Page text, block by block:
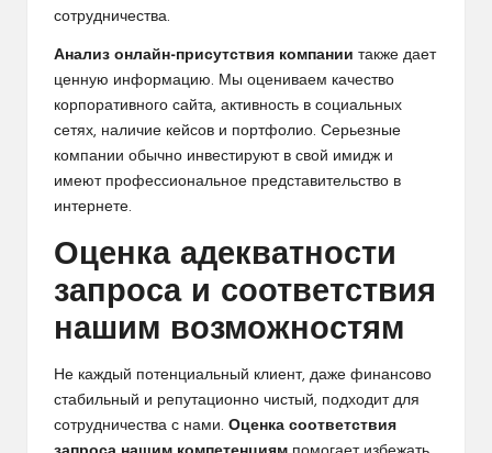
сотрудничества.
Анализ онлайн-присутствия компании также дает
ценную информацию. Мы оцениваем качество
корпоративного сайта, активность в социальных
сетях, наличие кейсов и портфолио. Серьезные
компании обычно инвестируют в свой имидж и
имеют профессиональное представительство в
интернете.
Оценка адекватности
запроса и соответствия
нашим возможностям
Не каждый потенциальный клиент, даже финансово
стабильный и репутационно чистый, подходит для
сотрудничества с нами. Оценка соответствия